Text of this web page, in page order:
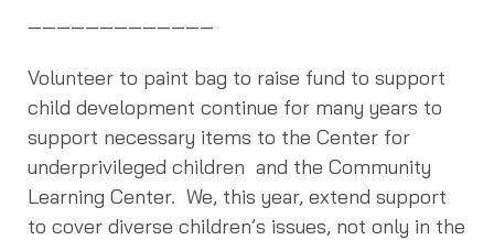
—————————————
Volunteer to paint bag to raise fund to support
child development continue for many years to
support necessary items to the Center for
underprivileged children and the Community
Learning Center. We, this year, extend support
to cover diverse children’s issues, not only in the